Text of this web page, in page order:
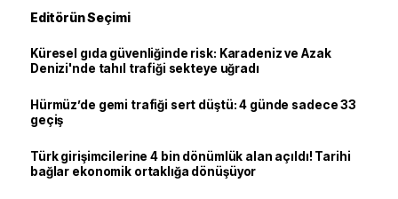
Editörün Seçimi
Küresel gıda güvenliğinde risk: Karadeniz ve Azak
Denizi'nde tahıl trafiği sekteye uğradı
Hürmüz’de gemi trafiği sert düştü: 4 günde sadece 33
geçiş
Türk girişimcilerine 4 bin dönümlük alan açıldı! Tarihi
bağlar ekonomik ortaklığa dönüşüyor